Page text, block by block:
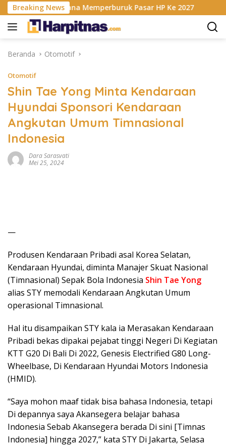
Langsung
ke
konten
Breaking News
Berencana Memperburuk Pasar HP Ke 2027
Beranda Otomotif
Otomotif
Shin Tae Yong Minta Kendaraan
Hyundai Sponsori Kendaraan
Angkutan Umum Timnasional
Indonesia
Dara Sarasvati
Mei 25, 2024
—
Produsen Kendaraan Pribadi asal Korea Selatan,
Kendaraan Hyundai, diminta Manajer Skuat Nasional
(Timnasional) Sepak Bola Indonesia Shin Tae Yong
alias STY memodali Kendaraan Angkutan Umum
operasional Timnasional.
Hal itu disampaikan STY kala ia Merasakan Kendaraan
Pribadi bekas dipakai pejabat tinggi Negeri Di Kegiatan
KTT G20 Di Bali Di 2022, Genesis Electrified G80 Long-
Wheelbase, Di Kendaraan Hyundai Motors Indonesia
(HMID).
“Saya mohon maaf tidak bisa bahasa Indonesia, tetapi
Di depannya saya Akansegera belajar bahasa
Indonesia Sebab Akansegera berada Di sini [Timnas
Indonesia] hingga 2027,” kata STY Di Jakarta, Selasa